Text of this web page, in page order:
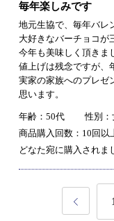
毎年楽しみです
地元生協で、毎年バレ
大好きなバーチョコが
今年も美味しく頂きま
値上げは残念ですが、
実家の家族へのプレゼ
思います。
年齢：50代
性別：
商品購入回数：10回以
どなた宛に購入されま